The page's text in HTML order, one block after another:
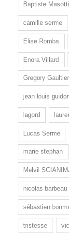
Baptiste Masotti
camille serme
Elise Romba
Enora Villard
Gregory Gaultier
jean louis
lagord
Lucas Serme
marie stephan
Melvil
nicolas barbeau
sébastien
tristesse